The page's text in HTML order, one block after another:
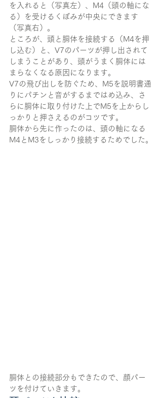
を入れると（写真左）、M4（頭の軸にな
る）を受けるくぼみが中央にできます
（写真右）。
ところが、頭と胴体を接続する（M4を押
し込む）と、V7のパーツが押し出されて
しまうことがあり、頭がうまく胴体には
まらなくなる原因になります。
V7の飛び出しを防ぐため、M5を説明書通
りにパチンと音がするまではめ込み、さ
らに胴体に取り付けた上でM5を上からし
っかりと押さえるのがコツです。
胴体から先に作ったのは、頭の軸になる
M4とM3をしっかり接続するためでした。
胴体との接続部分もできたので、顔パー
ツを付けていきます。